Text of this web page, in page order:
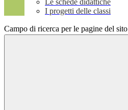
Le schede didattiche
I progetti delle classi
Campo di ricerca per le pagine del sito